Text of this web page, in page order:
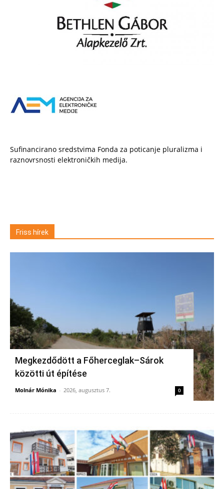
Sufinancirano sredstvima Fonda za poticanje pluralizma i
raznovrsnosti elektroničkih medija.
Friss hírek
Megkezdődött a Főherceglak–Sárok
közötti út építése
Molnár Mónika - 2026, augusztus 7. 0